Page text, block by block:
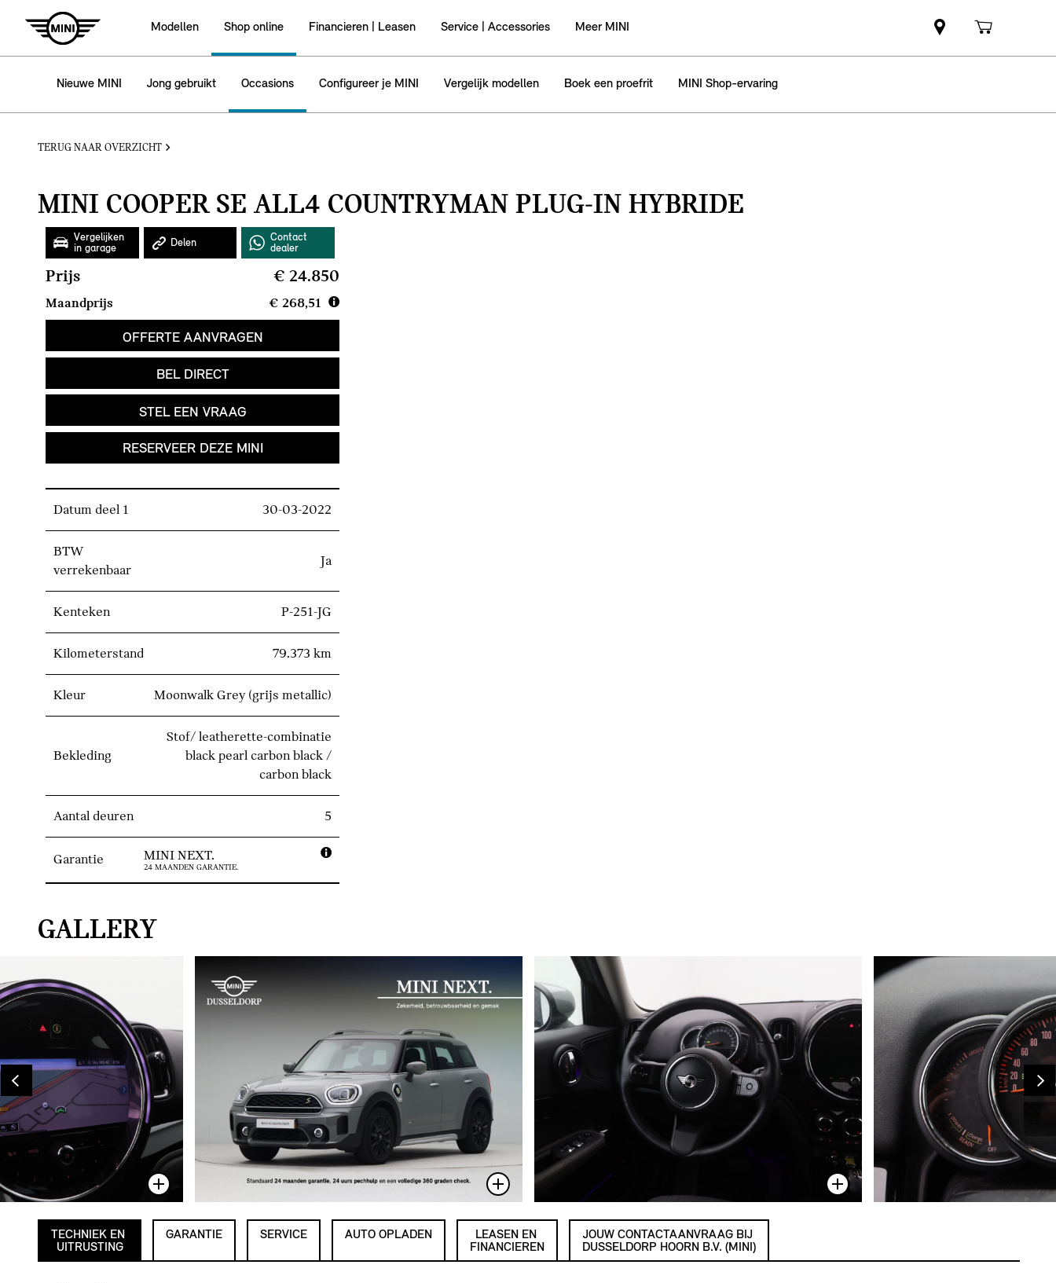
Modellen Shop online Financieren | Leasen Service | Accessories Meer MINI
Nieuwe MINI Jong gebruikt Occasions Configureer je MINI Vergelijk modellen Boek een proefrit MINI Shop-ervaring
TERUG NAAR OVERZICHT
MINI COOPER SE ALL4 COUNTRYMAN PLUG‑IN HYBRIDE
Prijs € 24.850
Maandprijs € 268,51
OFFERTE AANVRAGEN
BEL DIRECT
STEL EEN VRAAG
RESERVEER DEZE MINI
Datum deel 1 30-03-2022
BTW
verrekenbaar
Ja
Kenteken P-251-JG
Kilometerstand 79.373 km
Kleur Moonwalk Grey (grijs metallic)
Bekleding
Stof/ leatherette-combinatie
black pearl carbon black /
carbon black
Aantal deuren 5
Garantie MINI NEXT.
24 MAANDEN GARANTIE.
GALLERY
TECHNIEK EN
UITRUSTING
GARANTIE SERVICE AUTO OPLADEN
LEASEN EN
FINANCIEREN
JOUW CONTACTAANVRAAG BIJ
DUSSELDORP HOORN B.V. (MINI)